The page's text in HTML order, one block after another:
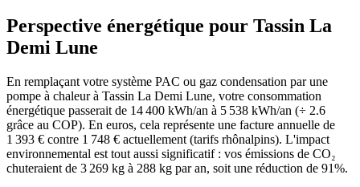
Perspective énergétique pour Tassin La
Demi Lune
En remplaçant votre système PAC ou gaz condensation par une
pompe à chaleur à Tassin La Demi Lune, votre consommation
énergétique passerait de 14 400 kWh/an à 5 538 kWh/an (÷ 2.6
grâce au COP). En euros, cela représente une facture annuelle de
1 393 € contre 1 748 € actuellement (tarifs rhônalpins). L'impact
environnemental est tout aussi significatif : vos émissions de CO₂
chuteraient de 3 269 kg à 288 kg par an, soit une réduction de 91%.